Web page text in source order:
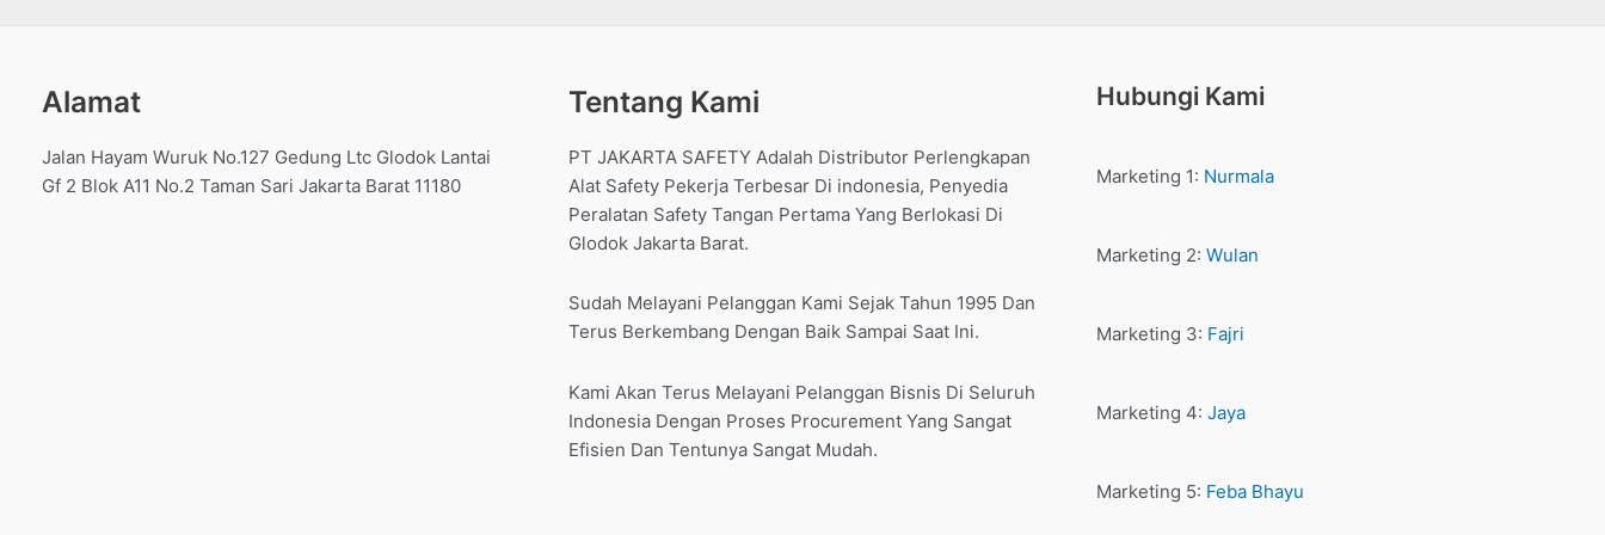
Alamat
Jalan Hayam Wuruk No.127 Gedung Ltc Glodok Lantai
Gf 2 Blok A11 No.2 Taman Sari Jakarta Barat 11180
Tentang Kami
PT JAKARTA SAFETY Adalah Distributor Perlengkapan
Alat Safety Pekerja Terbesar Di indonesia, Penyedia
Peralatan Safety Tangan Pertama Yang Berlokasi Di
Glodok Jakarta Barat.
Sudah Melayani Pelanggan Kami Sejak Tahun 1995 Dan
Terus Berkembang Dengan Baik Sampai Saat Ini.
Kami Akan Terus Melayani Pelanggan Bisnis Di Seluruh
Indonesia Dengan Proses Procurement Yang Sangat
Efisien Dan Tentunya Sangat Mudah.
Hubungi Kami
Marketing 1: Nurmala
Marketing 2: Wulan
Marketing 3: Fajri
Marketing 4: Jaya
Marketing 5: Feba Bhayu